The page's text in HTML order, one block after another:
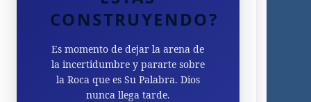
CONSTRUYENDO?
Es momento de dejar la arena de
la incertidumbre y pararte sobre
la Roca que es Su Palabra. Dios
nunca llega tarde.